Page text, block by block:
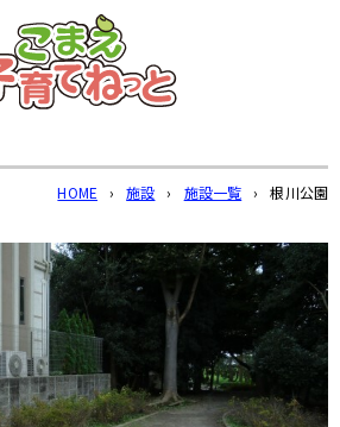
このページの本文へ
HOME › 施設 › 施設一覧 › 根川公園